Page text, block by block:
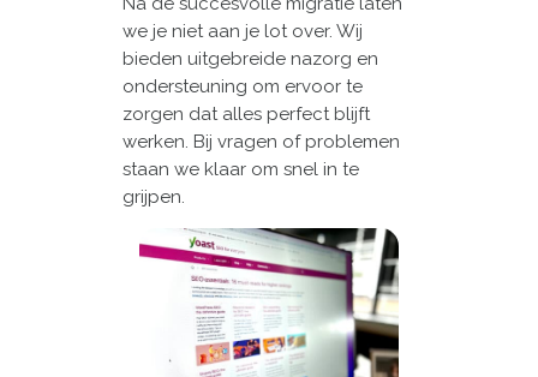
we je niet aan je lot over. Wij
bieden uitgebreide nazorg en
ondersteuning om ervoor te
zorgen dat alles perfect blijft
werken. Bij vragen of problemen
staan we klaar om snel in te
grijpen.